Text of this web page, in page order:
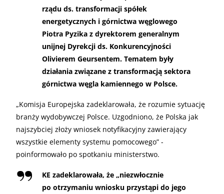
rządu ds. transformacji spółek
energetycznych i górnictwa węglowego
Piotra Pyzika z dyrektorem generalnym
unijnej Dyrekcji ds. Konkurencyjności
Olivierem Geursentem. Tematem były
działania związane z transformacją sektora
górnictwa węgla kamiennego w Polsce.
„Komisja Europejska zadeklarowała, że rozumie sytuację
branży wydobywczej Polsce. Uzgodniono, że Polska jak
najszybciej złoży wniosek notyfikacyjny zawierający
wszystkie elementy systemu pomocowego” -
poinformowało po spotkaniu ministerstwo.
KE zadeklarowała, że „niezwłocznie
po otrzymaniu wniosku przystąpi do jego